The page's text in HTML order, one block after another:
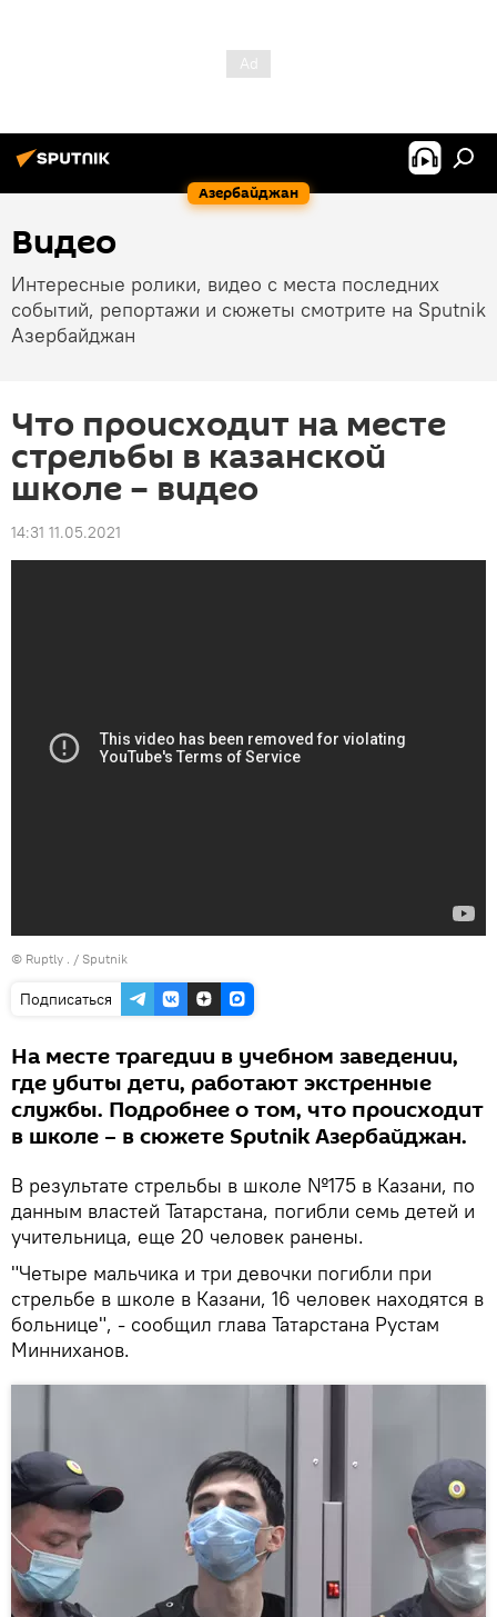
Азербайджан
Видео
Интересные ролики, видео с места последних
событий, репортажи и сюжеты смотрите на Sputnik
Азербайджан
Что происходит на месте
стрельбы в казанской
школе – видео
14:31 11.05.2021
© Ruptly . / Sputnik
Подписаться
На месте трагедии в учебном заведении,
где убиты дети, работают экстренные
службы. Подробнее о том, что происходит
в школе – в сюжете Sputnik Азербайджан.
В результате стрельбы в школе №175 в Казани, по
данным властей Татарстана, погибли семь детей и
учительница, еще 20 человек ранены.
"Четыре мальчика и три девочки погибли при
стрельбе в школе в Казани, 16 человек находятся в
больнице", - сообщил глава Татарстана Рустам
Минниханов.